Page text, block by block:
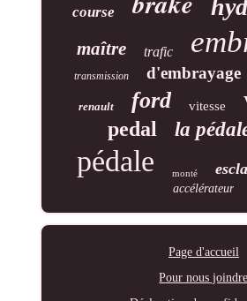
course
maître trafic
transmission d'embrayage
renault ford vitesse
pedal la
pédale monté
accélérateur
Page d'accueil
Pour nous joindre